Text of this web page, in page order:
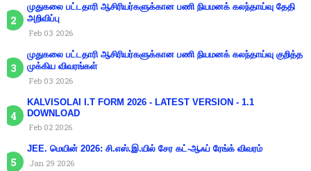
முதுகலை பட்டதாரி ஆசிரியர்களுக்கான பணி நியமனக் கலந்தாய்வு தேதி
அறிவிப்பு
Feb 03 2026
முதுகலை பட்டதாரி ஆசிரியர்களுக்கான பணி நியமனக் கலந்தாய்வு குறித்த
முக்கிய விவரங்கள்
Feb 03 2026
KALVISOLAI I.T FORM 2026 - LATEST VERSION - 1.1
DOWNLOAD
Feb 02 2026
JEE. மெயின் 2026: சி.எஸ்.இ.யில் சேர கட்-ஆஃப் ரேங்க் விவரம்
Jan 29 2026